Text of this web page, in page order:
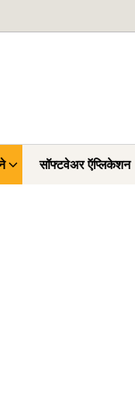
सॉफ्टवेअर ऍप्लिकेशन